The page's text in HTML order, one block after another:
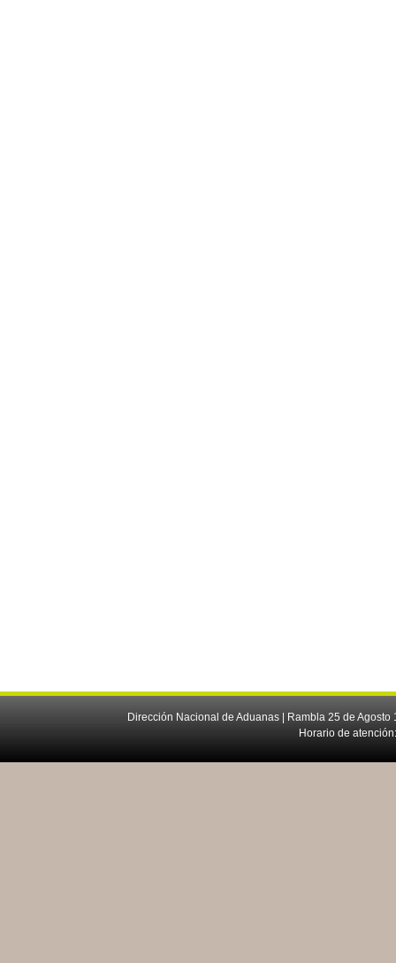
Dirección Nacional de Aduanas | Rambla 25 de
Horario de